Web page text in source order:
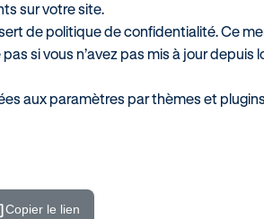
sur votre site.
de politique de confidentialité. Ce
si vous n’avez pas mis à jour
aux paramètres par thèmes et
Copier le lien